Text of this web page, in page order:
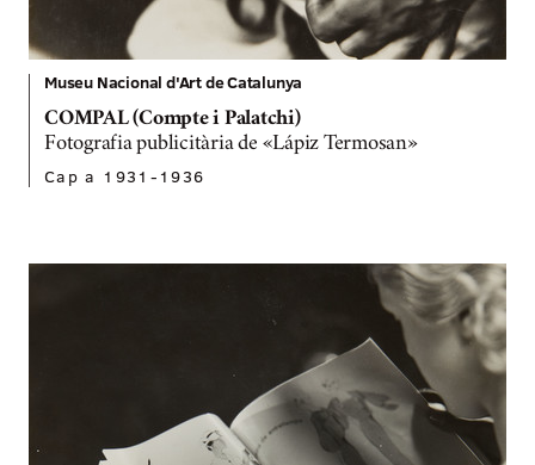
Museu Nacional d'Art de Catalunya
COMPAL (Compte i Palatchi)
Fotografia publicitària de «Lápiz Termosan»
Cap a 1931-1936